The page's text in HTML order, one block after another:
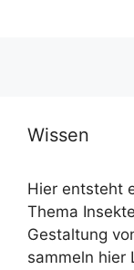
Wissen
Hier entsteht
Thema
Gestaltung
sammeln hier